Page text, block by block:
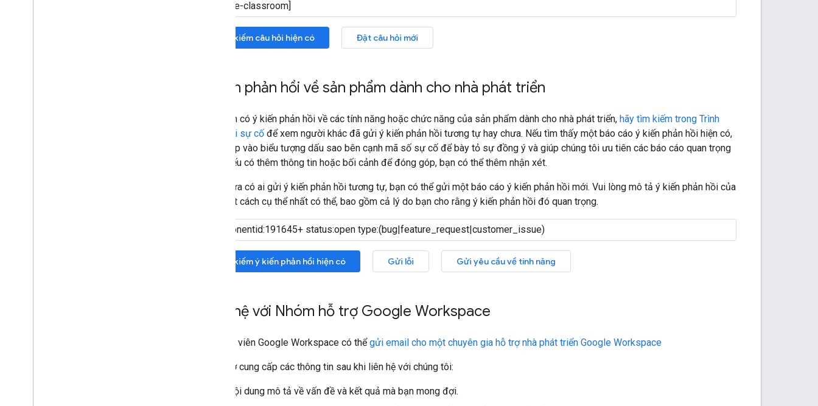
Tìm kiếm câu hỏi hiện có Đặt câu hỏi mới
Ý kiến phản hồi về sản phẩm dành cho nhà phát triển
Nếu bạn có ý kiến phản hồi về các tính năng hoặc chức năng của sản phẩm dành cho nhà phát triển, hãy tìm kiếm trong Trình
theo dõi sự cố để xem người khác đã gửi ý kiến phản hồi tương tự hay chưa. Nếu tìm thấy một báo cáo ý kiến phản hồi hiện có,
hãy nhấp vào biểu tượng dấu sao bên cạnh mã số sự cố để bày tỏ sự đồng ý và giúp chúng tôi ưu tiên các báo cáo quan trọng
nhất. Nếu có thêm thông tin hoặc bối cảnh để đóng góp, bạn có thể thêm nhận xét.
Nếu chưa có ai gửi ý kiến phản hồi tương tự, bạn có thể gửi một báo cáo ý kiến phản hồi mới. Vui lòng mô tả ý kiến phản hồi của
bạn một cách cụ thể nhất có thể, bao gồm cả lý do bạn cho rằng ý kiến phản hồi đó quan trọng.
Tìm kiếm ý kiến phản hồi hiện có Gửi lỗi Gửi yêu cầu về tính năng
Liên hệ với Nhóm hỗ trợ Google Workspace
Quản trị viên Google Workspace có thểgửi email cho một chuyên gia hỗ trợ nhà phát triển Google Workspace
Hãy nhớ cung cấp các thông tin sau khi liên hệ với chúng tôi:
Nội dung mô tả về vấn đề và kết quả mà bạn mong đợi.